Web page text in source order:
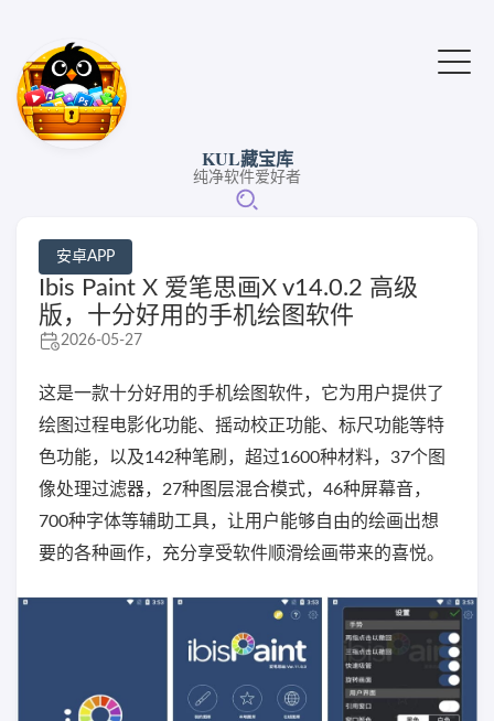
KUL藏宝库
纯净软件爱好者
安卓APP
Ibis Paint X 爱笔思画X v14.0.2 高级
版，十分好用的手机绘图软件
2026-05-27
这是一款十分好用的手机绘图软件，它为用户提供了
绘图过程电影化功能、摇动校正功能、标尺功能等特
色功能，以及142种笔刷，超过1600种材料，37个图
像处理过滤器，27种图层混合模式，46种屏幕音，
700种字体等辅助工具，让用户能够自由的绘画出想
要的各种画作，充分享受软件顺滑绘画带来的喜悦。